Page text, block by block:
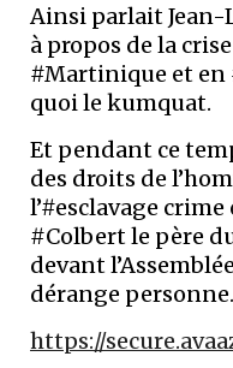
Ainsi parlait Jean-
à propos de la
#Martinique et en
quoi le kumquat.
Et pendant ce
des droits de
l’#esclavage
#Colbert le père
devant
dérange personne.
https://